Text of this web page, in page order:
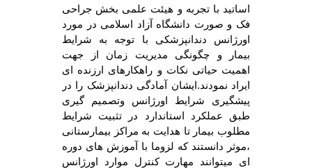
اساتید با تجربه و هیئت علمی بخش جراحی
فک و صورت دانشگاه آزاد اسلامی در مورد
اورژانس دندانپزشکی با توجه به شرایط
بیمار و چگونگی مدیریت زمان از جهت
اهمیت حیاتی نکات و راهکارهای ارزنده ای
ایراد نمودند.ایشان آمادگی دندانپزشک را در
پیشگیری شرایط اورژانس وتصمیم گیری
طبق عملکرد استاندارد در تثبیت شرایط
مطلوب بیمار تا هدایت به مراکز بیمارستانی
،موثر دانستند که لزوما با آموزش های دوره
ای میتوانند مهارت کنترل موارد اورژانس